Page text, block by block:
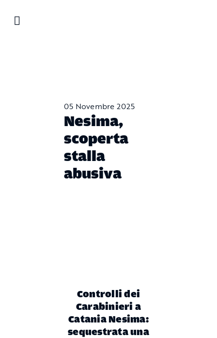
05 Novembre 2025
Nesima,
scoperta
stalla
abusiva
Controlli dei
Carabinieri a
Catania Nesima:
sequestrata una